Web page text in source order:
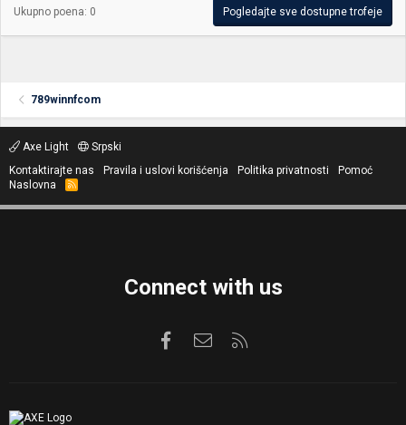
Ukupno poena: 0 Pogledajte sve dostupne trofeje
789winnfcom
Axe Light
Srpski
Kontaktirajte nas
Pravila i uslovi korišćenja Politika privatnosti
Pomoć
Naslovna
R
S
Connect with us
FacebookKontaktirajte nas